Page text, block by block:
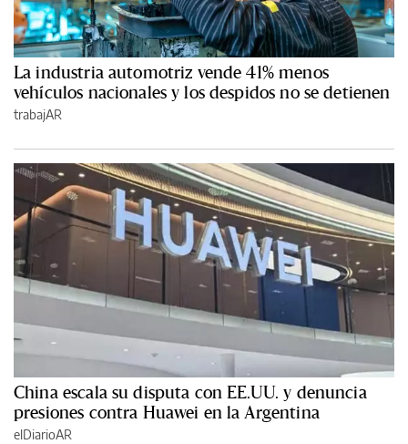
La industria automotriz vende 41% menos
vehículos nacionales y los despidos no se detienen
trabajAR
China escala su disputa con EE.UU. y denuncia
presiones contra Huawei en la Argentina
elDiarioAR